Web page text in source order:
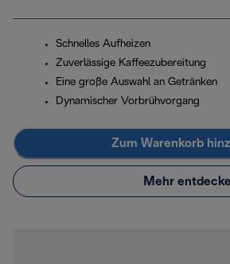
Schnelles Aufheizen
Zuverlässige Kaffeezubereitung
Eine große Auswahl an Getränken
Dynamischer Vorbrühvorgang
Zum Warenkorb
Mehr